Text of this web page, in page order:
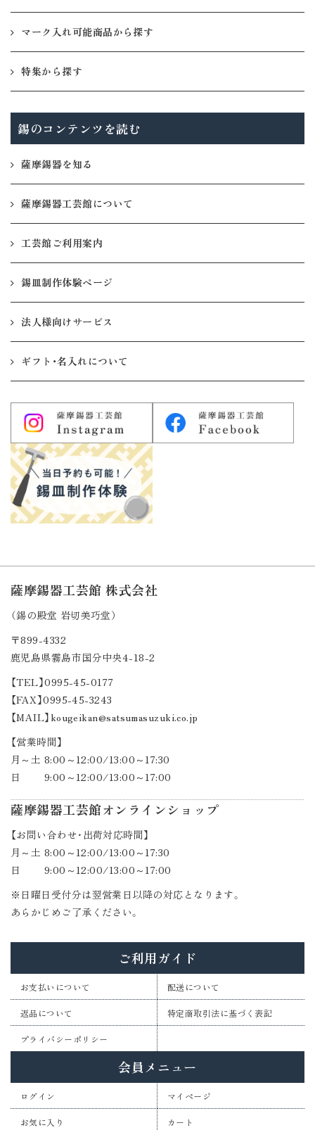
マーク入れ可能商品から探す
特集から探す
錫のコンテンツを読む
薩摩錫器を知る
薩摩錫器工芸館について
工芸館ご利用案内
錫皿制作体験ページ
法人様向けサービス
ギフト・名入れについて
薩摩錫器工芸館 株式会社
（錫の殿堂 岩切美巧堂）
〒899-4332
鹿児島県霧島市国分中央4-18-2
【TEL】0995-45-0177
【FAX】0995-45-3243
【MAIL】kougeikan@satsumasuzuki.co.jp
【営業時間】
月～土 8:00～12:00/13:00～17:30
日 9:00～12:00/13:00～17:00
薩摩錫器工芸館オンラインショップ
【お問い合わせ・出荷対応時間】
月～土 8:00～12:00/13:00～17:30
日 9:00～12:00/13:00～17:00
※日曜日受付分は翌営業日以降の対応となります。
あらかじめご了承ください。
ご利用ガイド
お支払いについて 配送について
返品について 特定商取引法に基づく表記
プライバシーポリシー
会員メニュー
ログイン マイページ
お気に入り カート